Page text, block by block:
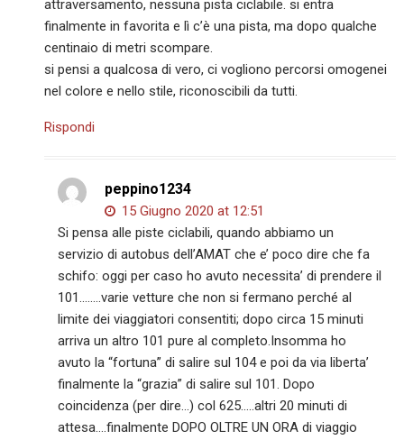
attraversamento, nessuna pista ciclabile. si entra
finalmente in favorita e lì c’è una pista, ma dopo qualche
centinaio di metri scompare.
si pensi a qualcosa di vero, ci vogliono percorsi omogenei
nel colore e nello stile, riconoscibili da tutti.
Rispondi
peppino1234
15 Giugno 2020 at 12:51
Si pensa alle piste ciclabili, quando abbiamo un
servizio di autobus dell’AMAT che e’ poco dire che fa
schifo: oggi per caso ho avuto necessita’ di prendere il
101……..varie vetture che non si fermano perché al
limite dei viaggiatori consentiti; dopo circa 15 minuti
arriva un altro 101 pure al completo.Insomma ho
avuto la “fortuna” di salire sul 104 e poi da via liberta’
finalmente la “grazia” di salire sul 101. Dopo
coincidenza (per dire…) col 625…..altri 20 minuti di
attesa….finalmente DOPO OLTRE UN ORA di viaggio